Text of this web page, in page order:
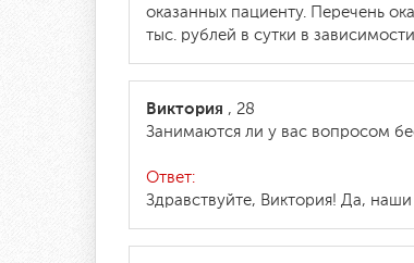
оказанных пациенту. Перечень
тыс. рублей в сутки в
Виктория , 28
Занимаются ли у вас вопросом
Ответ:
Здравствуйте, Виктория! Да,